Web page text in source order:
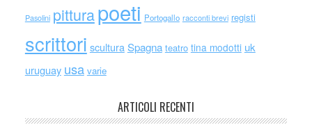
Pasolini pitturapoeti Portogallo racconti brevi registi
scrittori scultura Spagna teatro tina modotti uk
uruguay usa varie
ARTICOLI RECENTI